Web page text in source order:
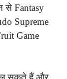
से Fantasy
Supreme
Game